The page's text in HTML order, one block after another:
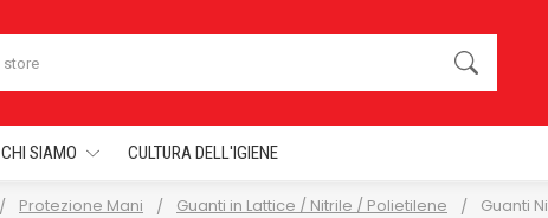
CHI SIAMO CULTURA DELL'IGIENE
Protezione Mani Guanti in Lattice / Nitrile / Polietilene Guanti